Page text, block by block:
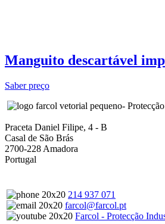
Manguito descartável
Saber preço
-
Praceta Daniel Filipe, 4 - B
Casal de São Brás
2700-228 Amadora
Portugal
214 937 071
farcol@farcol.pt
Farcol - Protecção